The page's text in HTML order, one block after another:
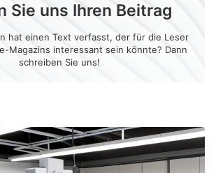
Sie uns Ihren Beitrag
hat einen Text verfasst, der für die Leser
Magazins interessant sein könnte? Dann
schreiben Sie uns!